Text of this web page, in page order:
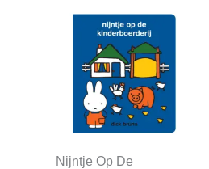
Nijntje Op De